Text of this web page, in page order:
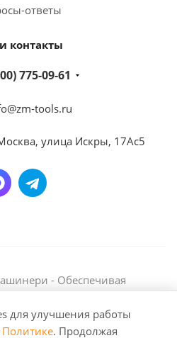
ответы
контакты
775-09-61
tools.ru
улица Искры, 17Ас5
- Обеспечивая
материалов или
элементов дизайна и
для улучшения работы
Политике. Продолжая